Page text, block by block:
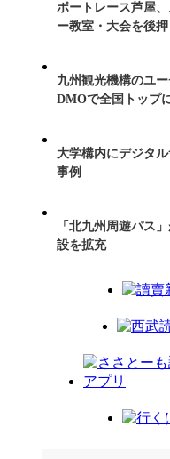
ボートレース芦屋
ー教室・大会を後押
九州観光機構のユ
DMOで全国トップ
大学構内にデジタ
事例
「北九州周遊パス
設を拡充